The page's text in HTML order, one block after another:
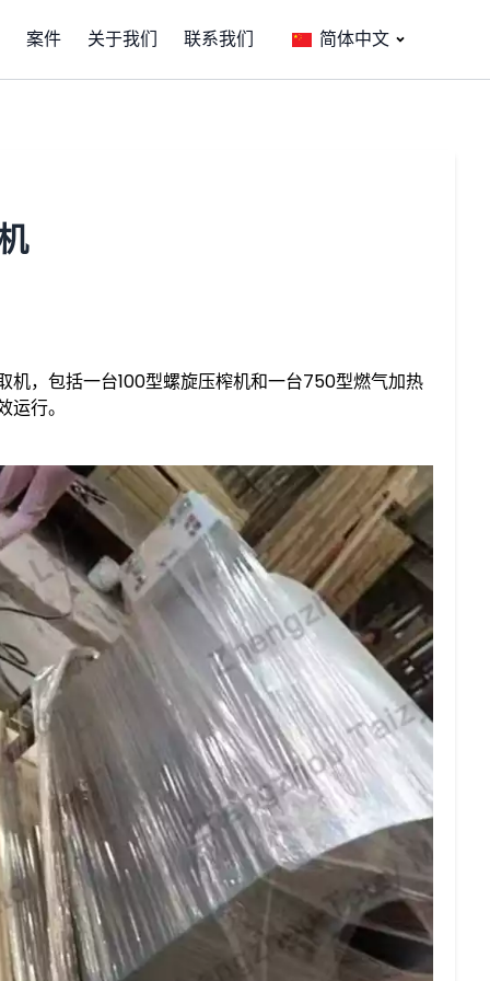
案件 关于我们 联系我们 简体中文
，包括一台100型螺旋压榨机和一台750型燃气加热
行。